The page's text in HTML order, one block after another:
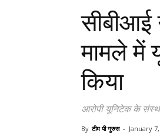
मामले में
किया
आरोपी यूनिटेक के
By टीम पी गुरुस - January